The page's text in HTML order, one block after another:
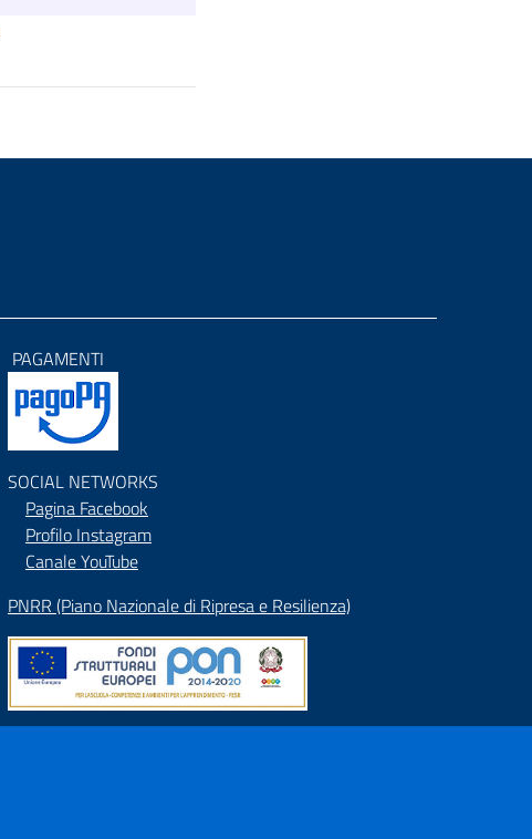
PAGAMENTI
SOCIAL NETWORKS
Pagina Facebook
Profilo Instagram
Canale YouTube
PNRR (Piano Nazionale di Ripresa e Resilienza)